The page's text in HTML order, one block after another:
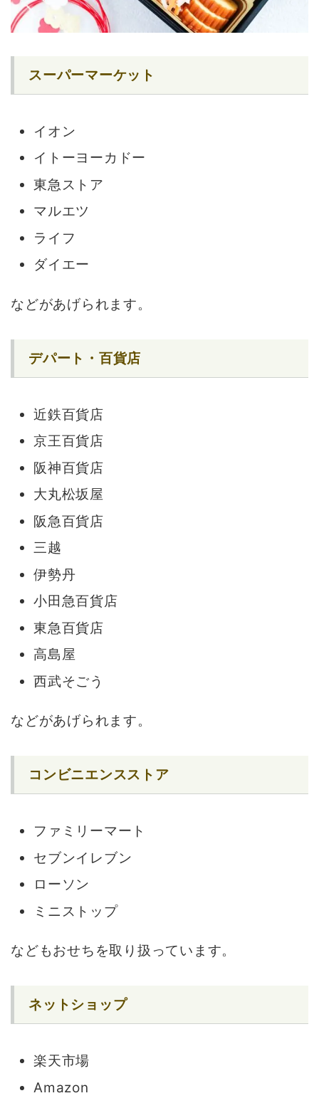
スーパーマーケット
イオン
イトーヨーカドー
東急ストア
マルエツ
ライフ
ダイエー
などがあげられます。
デパート・百貨店
近鉄百貨店
京王百貨店
阪神百貨店
大丸松坂屋
阪急百貨店
三越
伊勢丹
小田急百貨店
東急百貨店
高島屋
西武そごう
などがあげられます。
コンビニエンスストア
ファミリーマート
セブンイレブン
ローソン
ミニストップ
などもおせちを取り扱っています。
ネットショップ
楽天市場
Amazon